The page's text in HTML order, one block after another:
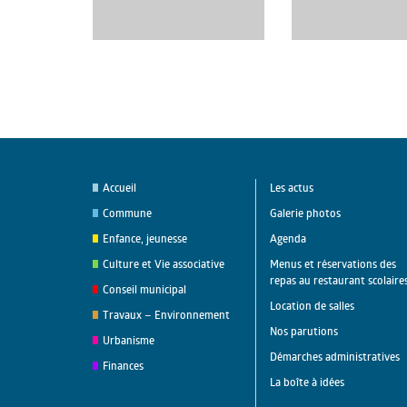
Accueil
Commune
Enfance, jeunesse
Culture et Vie associative
Conseil municipal
Travaux – Environnement
Urbanisme
Finances
Les actus
Galerie photos
Agenda
Menus et réservations des
repas au restaurant
Location de salles
Nos parutions
Démarches administratives
La boîte à idées